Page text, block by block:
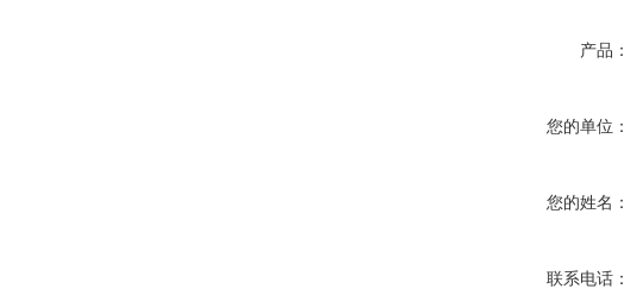
产品：
您的单位：
您的姓名：
联系电话：